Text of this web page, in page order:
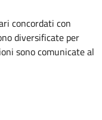
concordati con
diversificate per
sono comunicate al